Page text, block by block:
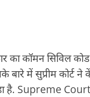
का कॉमन सिविल
बारे में सुप्रीम कोर्ट ने
है. Supreme